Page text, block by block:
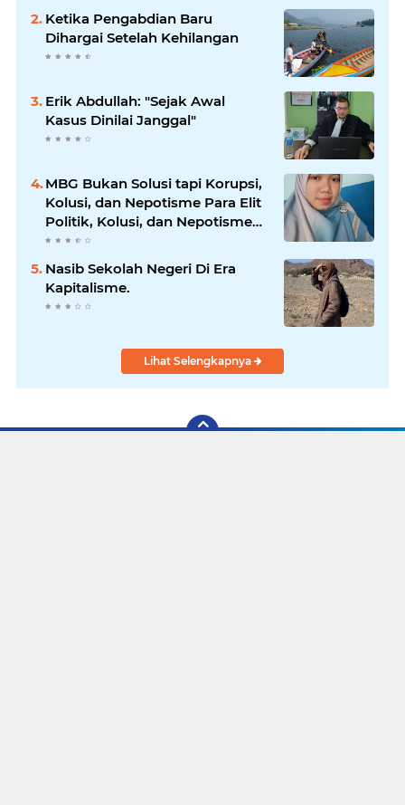
Bencana
Ketika Pengabdian Baru
Dihargai Setelah Kehilangan
Erik Abdullah: "Sejak Awal
Kasus Dinilai Janggal"
MBG Bukan Solusi tapi Korupsi,
Kolusi, dan Nepotisme Para Elit
Politik, Kolusi, dan Nepotisme
Para Elit Politik
Nasib Sekolah Negeri Di Era
Kapitalisme.
Lihat Selengkapnya